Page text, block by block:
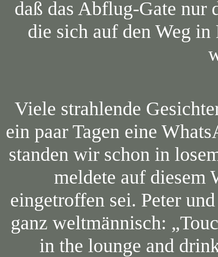
daß das Abflug-Gate nur
die sich auf den Weg
Viele strahlende
ein paar Tagen eine
standen wir schon in
meldete auf diesem
eingetroffen sei. Peter
ganz weltmännisch:
in the lounge and